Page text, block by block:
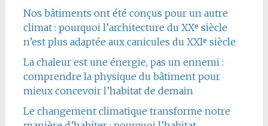
Nos bâtiments ont été conçus pour un autre
climat : pourquoi l’architecture du XXᵉ siècle
n’est plus adaptée aux canicules du XXIᵉ siècle
La chaleur est une énergie, pas un ennemi :
comprendre la physique du bâtiment pour
mieux concevoir l’habitat de demain
Le changement climatique transforme notre